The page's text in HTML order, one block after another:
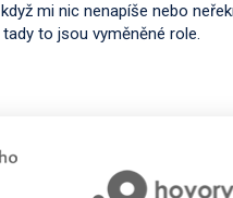
mi nic nenapíše nebo
to jsou vyměněné role.